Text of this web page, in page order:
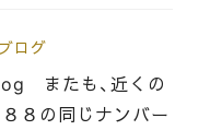
ログ
またも、近くの
８の同じナンバー